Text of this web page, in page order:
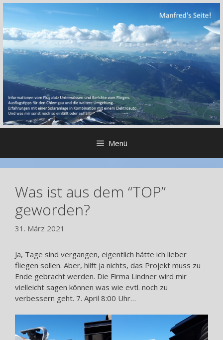
Zum
springen
Menü
Was ist aus dem “TOP”
geworden?
31. März 2021
Ja, Tage sind vergangen, eigentlich hätte ich lieber
fliegen sollen. Aber, hilft ja nichts, das Projekt muss zu
Ende gebracht werden. Die Firma Lindner wird mir
vielleicht sagen können was wie evtl. noch zu
verbessern geht. 7. April 8:00 Uhr…